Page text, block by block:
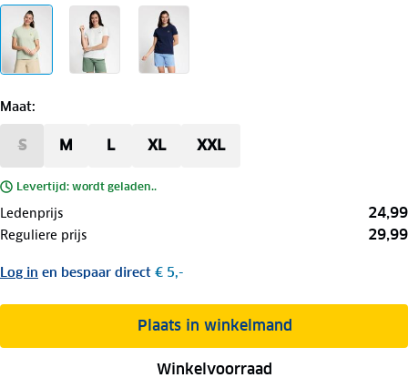
Maat:
S M L XL XXL
Levertijd: wordt geladen..
Ledenprijs 24,99
Reguliere prijs 29,99
Log in en bespaar direct € 5,-
Plaats in winkelmand
Winkelvoorraad